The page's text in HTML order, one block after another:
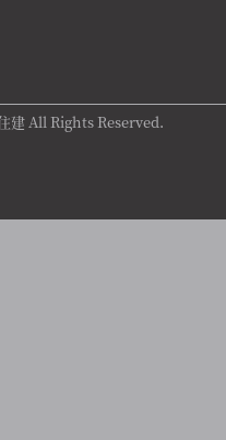
建 All Rights Reserved.